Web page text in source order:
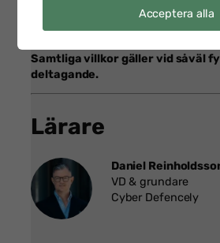
ej. Vi reserverar oss för eventuella
programmet.
Samtliga villkor gäller vid såväl
deltagande.
Lärare
Daniel
VD & grundare
Cyber Defencely
Acceptera alla